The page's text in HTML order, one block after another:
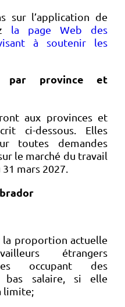
sur l’application de
la page Web des
à soutenir les
par province et
aux provinces et
ci-dessous. Elles
toutes demandes
le marché du travail
mars 2027.
la proportion actuelle
étrangers
occupant des
bas salaire, si elle
limite;